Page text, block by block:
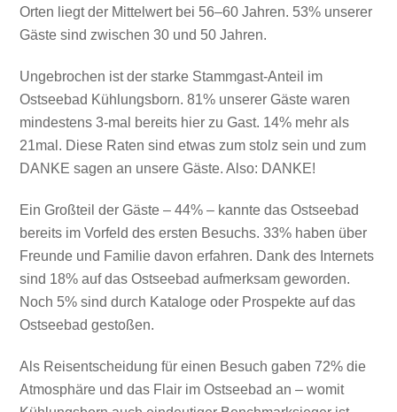
Orten liegt der Mittelwert bei 56–60 Jahren. 53% unserer
Gäste sind zwischen 30 und 50 Jahren.
Ungebrochen ist der starke Stammgast-Anteil im
Ostseebad Kühlungsborn. 81% unserer Gäste waren
mindestens 3-mal bereits hier zu Gast. 14% mehr als
21mal. Diese Raten sind etwas zum stolz sein und zum
DANKE sagen an unsere Gäste. Also: DANKE!
Ein Großteil der Gäste – 44% – kannte das Ostseebad
bereits im Vorfeld des ersten Besuchs. 33% haben über
Freunde und Familie davon erfahren. Dank des Internets
sind 18% auf das Ostseebad aufmerksam geworden.
Noch 5% sind durch Kataloge oder Prospekte auf das
Ostseebad gestoßen.
Als Reisentscheidung für einen Besuch gaben 72% die
Atmosphäre und das Flair im Ostseebad an – womit